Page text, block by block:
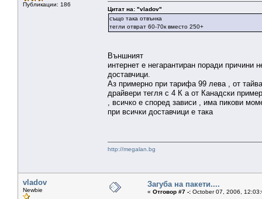
Публикации: 186
Цитат на: "vladov"
също така отвънка
тегли отврат 60-70к вместо 250+
Външният
интернет е негарантиран поради причини
доставчици.
Аз примерно при тарифа 99 лева , от
драйвери тегля с 4 К а от Канадски
, всичко е според зависи , има пикови
при всички доставчици е така
http://megalan.bg
vladov
Newbie
Загуба на пакети....
« Отговор #7 -: October 07, 2006,